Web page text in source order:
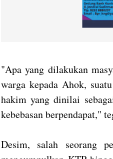
"Apa yang dilakukan
warga kepada Ahok,
hakim yang dinilai
kebebasan berpendapat,"
Desim, salah seorang